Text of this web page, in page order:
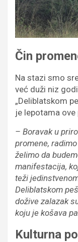
Čin
Na stazi smo
već duži niz
„Deliblatskom
je lepotama
– Boravak u
promene,
želimo da
manifestacija,
teži
Deliblatskom
dožive zalazak
koju je košava
Kulturna